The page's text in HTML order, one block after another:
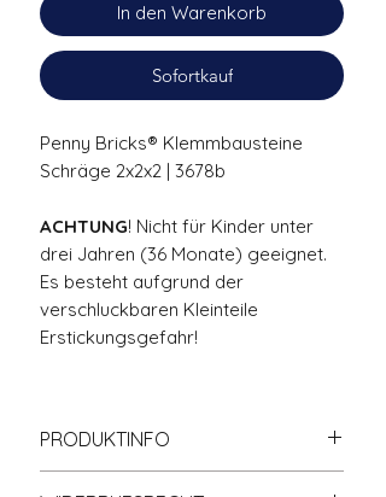
In den Warenkorb
Sofortkauf
Penny Bricks® Klemmbausteine
Schräge 2x2x2 | 3678b
ACHTUNG! Nicht für Kinder unter
drei Jahren (36 Monate) geeignet.
Es besteht aufgrund der
verschluckbaren Kleinteile
Erstickungsgefahr!
PRODUKTINFO